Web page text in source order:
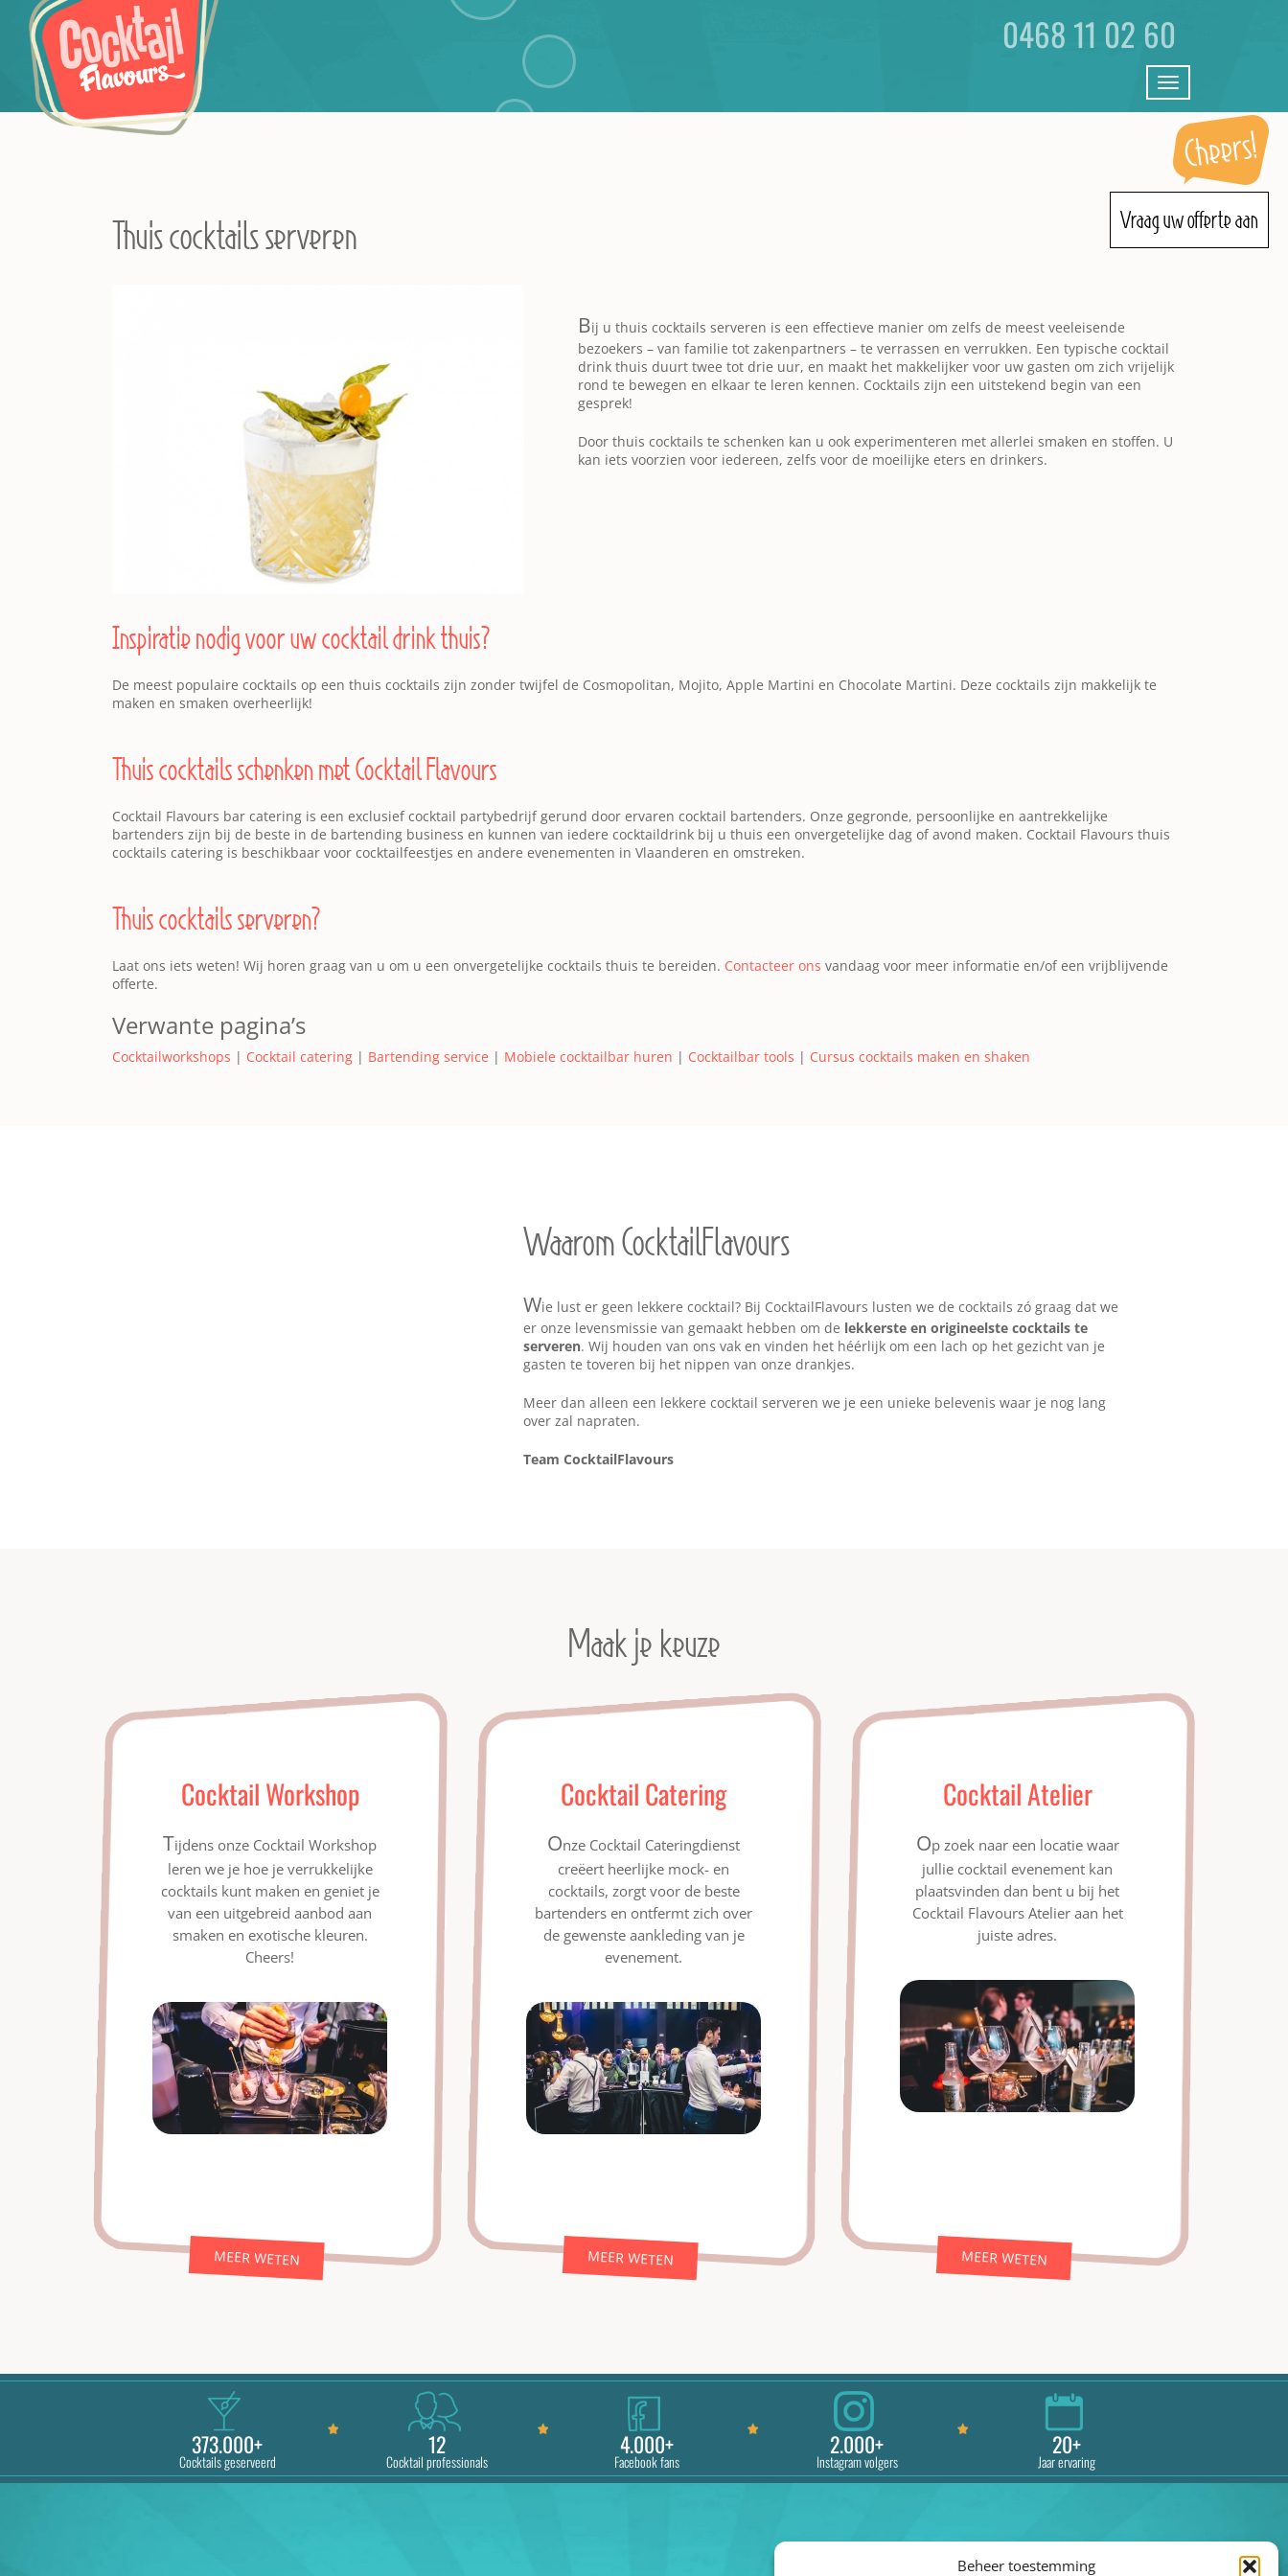
Beheer toestemming
0468 11 02 60
Toggle
navigation
Thuis cocktails serveren
Bij u thuis cocktails serveren is een effectieve manier om zelfs de meest veeleisende
bezoekers – van familie tot zakenpartners – te verrassen en verrukken. Een typische cocktail
drink thuis duurt twee tot drie uur, en maakt het makkelijker voor uw gasten om zich vrijelijk
rond te bewegen en elkaar te leren kennen. Cocktails zijn een uitstekend begin van een
gesprek!
Door thuis cocktails te schenken kan u ook experimenteren met allerlei smaken en stoffen. U
kan iets voorzien voor iedereen, zelfs voor de moeilijke eters en drinkers.
Inspiratie nodig voor uw cocktail drink thuis?
De meest populaire cocktails op een thuis cocktails zijn zonder twijfel de Cosmopolitan, Mojito, Apple Martini en Chocolate Martini. Deze cocktails zijn makkelijk te
maken en smaken overheerlijk!
Thuis cocktails schenken met Cocktail Flavours
Cocktail Flavours bar catering is een exclusief cocktail partybedrijf gerund door ervaren cocktail bartenders. Onze gegronde, persoonlijke en aantrekkelijke
bartenders zijn bij de beste in de bartending business en kunnen van iedere cocktaildrink bij u thuis een onvergetelijke dag of avond maken. Cocktail Flavours thuis
cocktails catering is beschikbaar voor cocktailfeestjes en andere evenementen in Vlaanderen en omstreken.
Thuis cocktails serveren?
Laat ons iets weten! Wij horen graag van u om u een onvergetelijke cocktails thuis te bereiden. Contacteer ons vandaag voor meer informatie en/of een vrijblijvende
offerte.
Verwante pagina’s
Cocktailworkshops | Cocktail catering | Bartending service | Mobiele cocktailbar huren | Cocktailbar tools | Cursus cocktails maken en shaken
Waarom CocktailFlavours
Wie lust er geen lekkere cocktail? Bij CocktailFlavours lusten we de cocktails zó graag dat we
er onze levensmissie van gemaakt hebben om de lekkerste en origineelste cocktails te
serveren. Wij houden van ons vak en vinden het héérlijk om een lach op het gezicht van je
gasten te toveren bij het nippen van onze drankjes.
Meer dan alleen een lekkere cocktail serveren we je een unieke belevenis waar je nog lang
over zal napraten.
Team CocktailFlavours
Maak je keuze
Cocktail Workshop
Tijdens onze Cocktail Workshop
leren we je hoe je verrukkelijke
cocktails kunt maken en geniet je
van een uitgebreid aanbod aan
smaken en exotische kleuren.
Cheers!
MEER WETEN
Cocktail Catering
Onze Cocktail Cateringdienst
creëert heerlijke mock- en
cocktails, zorgt voor de beste
bartenders en ontfermt zich over
de gewenste aankleding van je
evenement.
MEER WETEN
Cocktail Atelier
Op zoek naar een locatie waar
jullie cocktail evenement kan
plaatsvinden dan bent u bij het
Cocktail Flavours Atelier aan het
juiste adres.
MEER WETEN
373.000+
Cocktails geserveerd
12
Cocktail professionals
4.000+
Facebook fans
2.000+
Instagram volgers
20+
Jaar ervaring
Vraag uw offerte aan